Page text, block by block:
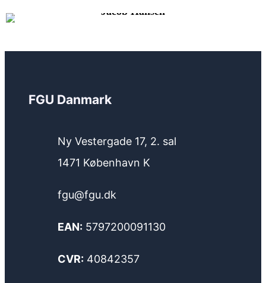
Jacob Hansen
FGU Danmark
Ny Vestergade 17, 2. sal
1471 København K
fgu@fgu.dk
EAN: 5797200091130
CVR: 40842357